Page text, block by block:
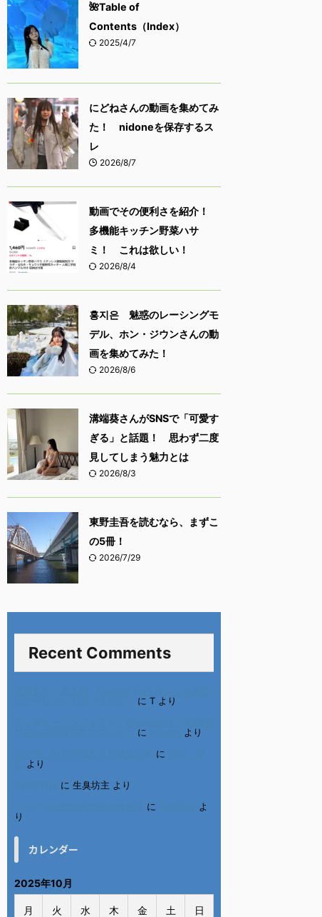
🌺Table of
Contents（Index）
2025/4/7
にどねさんの動画を集めてみ
た！ nidoneを保存するス
レ
2026/8/7
動画でその便利さを紹介！
多機能キッチン野菜ハサ
ミ！ これは欲しい！
2026/8/4
홍지은 魅惑のレーシングモ
デル、ホン・ジウンさんの動
画を集めてみた！
2026/8/6
溝端葵さんがSNSで「可愛す
ぎる」と話題！ 思わず二度
見してしまう魅力とは
2026/8/3
東野圭吾を読むなら、まずこ
の5冊！
2026/7/29
Recent Comments
に T より
に
より
に
より
に 生臭坊主 より
に
よ
り
カレンダー
2025年10月
月 火 水 木 金 土 日